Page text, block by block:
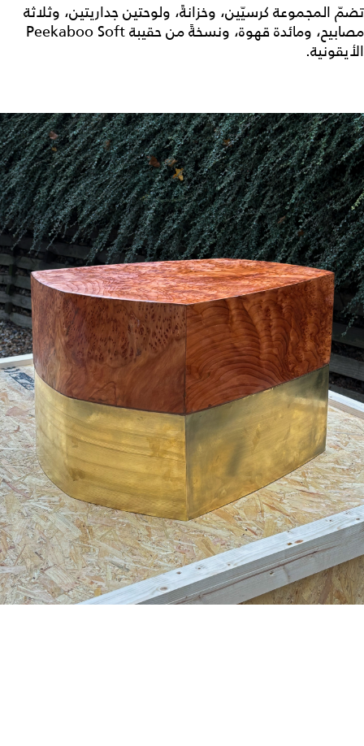
تضمّ المجموعة كرسيّين، وخزانةً، ولوحتين جداريتين، وثلاثة
مصابيح، ومائدة قهوة، ونسخةً من حقيبة Peekaboo Soft
الأيقونية.